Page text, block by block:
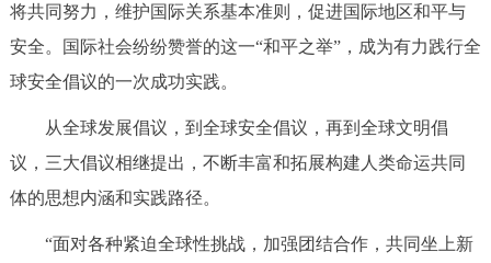
将共同努力，维护国际关系基本准则，促进国际地区和平与
安全。国际社会纷纷赞誉的这一“和平之举”，成为有力践行全
球安全倡议的一次成功实践。
从全球发展倡议，到全球安全倡议，再到全球文明倡
议，三大倡议相继提出，不断丰富和拓展构建人类命运共同
体的思想内涵和实践路径。
“面对各种紧迫全球性挑战，加强团结合作，共同坐上新